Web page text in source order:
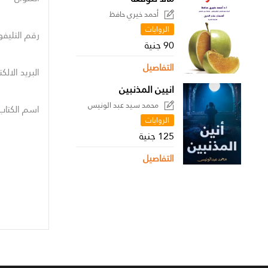
أحمد خيري حافظ
الروايات
90 جنية
التفاصيل
انيين المذنبين
محمد سيد عبد الونيس
الروايات
125 جنية
التفاصيل
رقم
البريد
اسم